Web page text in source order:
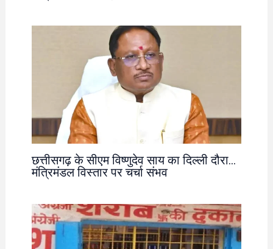
छत्तीसगढ़ के सीएम विष्णुदेव साय का दिल्ली दौरा…
मंत्रिमंडल विस्तार पर चर्चा संभव